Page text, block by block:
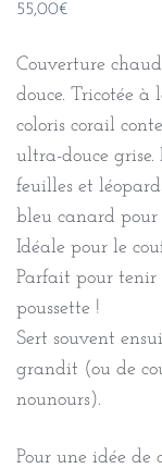
55,00€
Couverture
douce. Tricotée
coloris corail
ultra-douce grise.
feuilles et
bleu canard
Idéale pour le
Parfait pour tenir
poussette !
Sert souvent
grandit (ou de
nounours).
Pour une idée de